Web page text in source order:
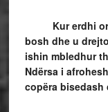
Kur erdhi ora
bosh dhe u
ishin mbledhur
Ndërsa i
copëra bisedash